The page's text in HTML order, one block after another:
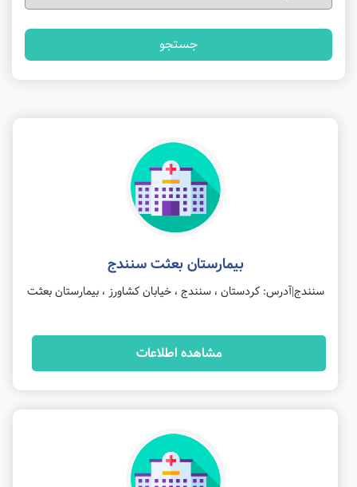
جستجو
بیمارستان بعثت سنندج
سنندج|آدرس: کردستان ، سنندج ، خیابان کشاورز ، بیمارستان بعثت
مشاهده اطلاعات